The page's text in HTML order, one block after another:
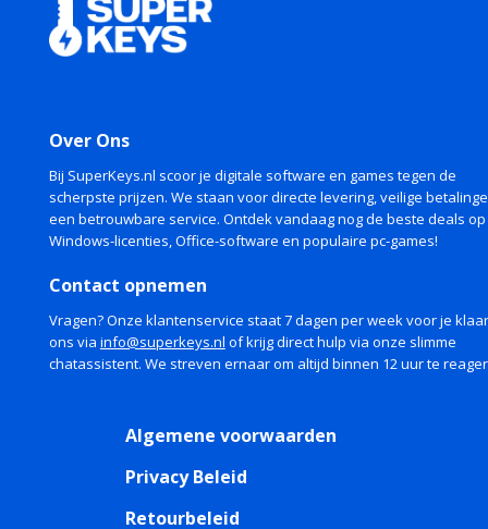
Over Ons
Bij SuperKeys.nl scoor je digitale software en games tegen de
scherpste prijzen. We staan voor directe levering, veilige
een betrouwbare service. Ontdek vandaag nog de beste deals op
Windows-licenties, Office-software en populaire pc-games!
Contact opnemen
Vragen? Onze klantenservice staat 7 dagen per week voor je
ons via info@superkeys.nl of krijg direct hulp via onze slimme
chatassistent. We streven ernaar om altijd binnen 12 uur te
Algemene voorwaarden
Privacy Beleid
Retourbeleid